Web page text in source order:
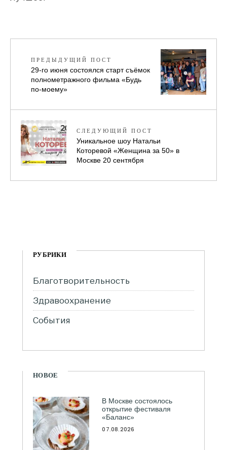
ПРЕДЫДУЩИЙ ПОСТ
29-го июня состоялся старт съёмок
полнометражного фильма «Будь
по-моему»
СЛЕДУЮЩИЙ ПОСТ
Уникальное шоу Натальи
Которевой «Женщина за 50» в
Москве 20 сентября
РУБРИКИ
Благотворительность
Здравоохранение
События
НОВОЕ
В Москве состоялось
открытие фестиваля
«Баланс»
07.08.2026